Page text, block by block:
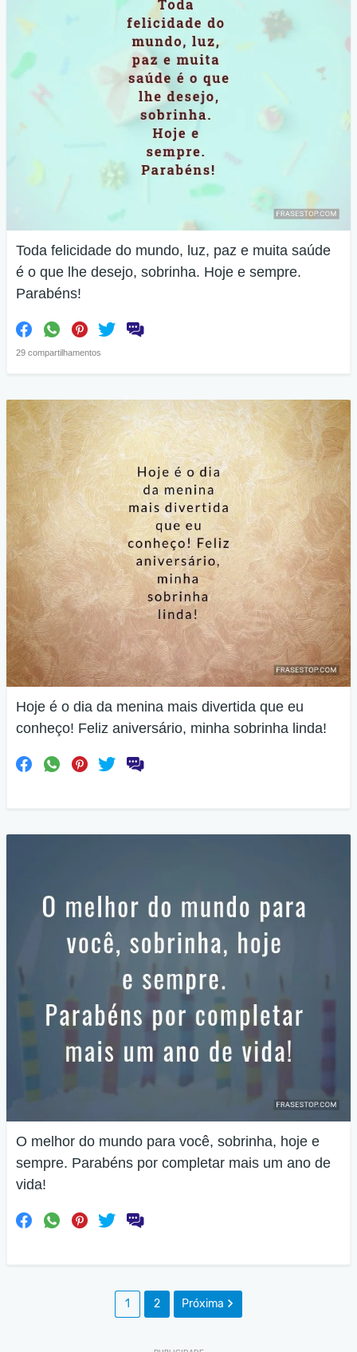
Toda felicidade do mundo, luz, paz e muita saúde
é o que lhe desejo, sobrinha. Hoje e sempre.
Parabéns!
29 compartilhamentos
Hoje é o dia da menina mais divertida que eu
conheço! Feliz aniversário, minha sobrinha linda!
O melhor do mundo para você, sobrinha, hoje e
sempre. Parabéns por completar mais um ano de
vida!
1 2 Próxima